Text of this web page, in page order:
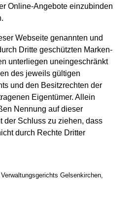
Online-Angebote einzubinden
Webseite genannten und
Dritte geschützten Marken-
unterliegen uneingeschränkt
des jeweils gültigen
und den Besitzrechten der
Eigentümer. Allein
Nennung auf dieser
der Schluss zu ziehen, dass
durch Rechte Dritter
Gelsenkirchen,